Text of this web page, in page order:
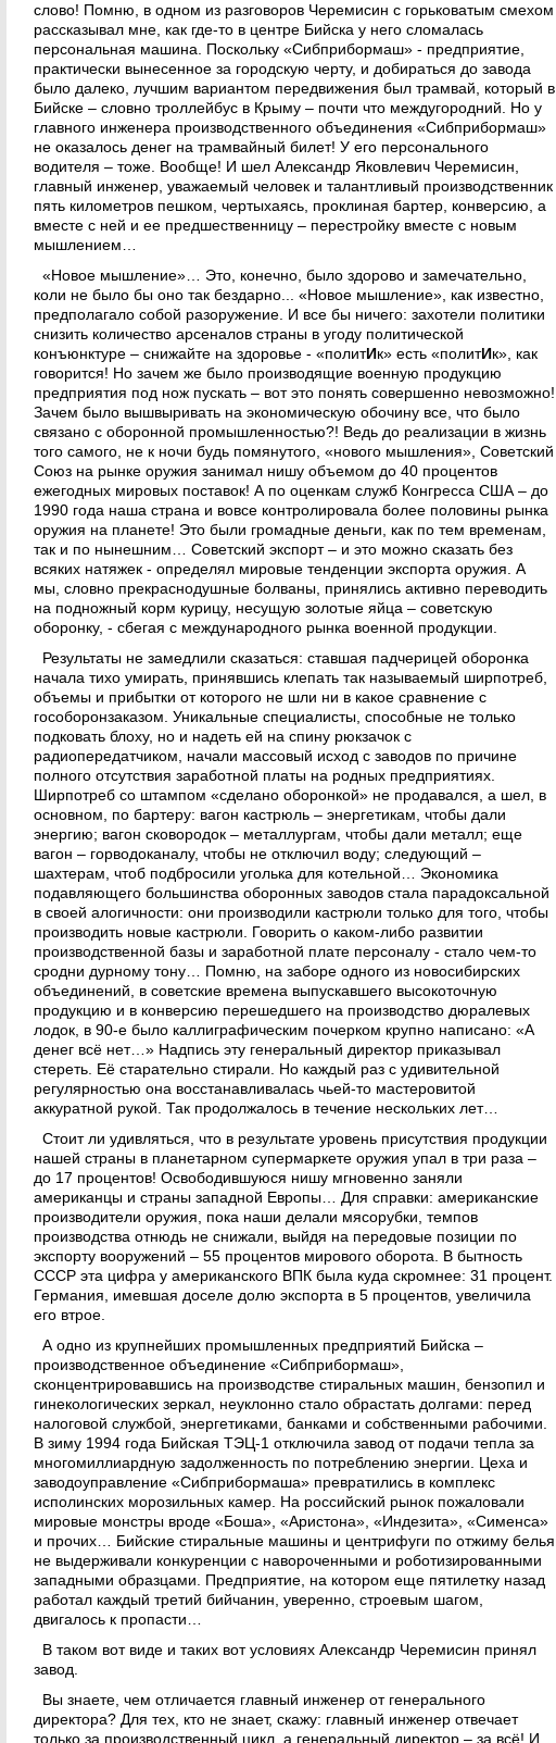
слово! Помню, в одном из разговоров Черемисин с горьковатым смехом
рассказывал мне, как где-то в центре Бийска у него сломалась
персональная машина. Поскольку «Сибприбормаш» - предприятие,
практически вынесенное за городскую черту, и добираться до завода
было далеко, лучшим вариантом передвижения был трамвай, который в
Бийске – словно троллейбус в Крыму – почти что междугородний. Но у
главного инженера производственного объединения «Сибприбормаш»
не оказалось денег на трамвайный билет! У его персонального
водителя – тоже. Вообще! И шел Александр Яковлевич Черемисин,
главный инженер, уважаемый человек и талантливый производственник
пять километров пешком, чертыхаясь, проклиная бартер, конверсию, а
вместе с ней и ее предшественницу – перестройку вместе с новым
мышлением…
«Новое мышление»… Это, конечно, было здорово и замечательно,
коли не было бы оно так бездарно... «Новое мышление», как известно,
предполагало собой разоружение. И все бы ничего: захотели политики
снизить количество арсеналов страны в угоду политической
конъюнктуре – снижайте на здоровье - «политИк» есть «политИк», как
говорится! Но зачем же было производящие военную продукцию
предприятия под нож пускать – вот это понять совершенно невозможно!
Зачем было вышвыривать на экономическую обочину все, что было
связано с оборонной промышленностью?! Ведь до реализации в жизнь
того самого, не к ночи будь помянутого, «нового мышления», Советский
Союз на рынке оружия занимал нишу объемом до 40 процентов
ежегодных мировых поставок! А по оценкам служб Конгресса США – до
1990 года наша страна и вовсе контролировала более половины рынка
оружия на планете! Это были громадные деньги, как по тем временам,
так и по нынешним… Советский экспорт – и это можно сказать без
всяких натяжек - определял мировые тенденции экспорта оружия. А
мы, словно прекраснодушные болваны, принялись активно переводить
на подножный корм курицу, несущую золотые яйца – советскую
оборонку, - сбегая с международного рынка военной продукции.
Результаты не замедлили сказаться: ставшая падчерицей оборонка
начала тихо умирать, принявшись клепать так называемый ширпотреб,
объемы и прибытки от которого не шли ни в какое сравнение с
гособоронзаказом. Уникальные специалисты, способные не только
подковать блоху, но и надеть ей на спину рюкзачок с
радиопередатчиком, начали массовый исход с заводов по причине
полного отсутствия заработной платы на родных предприятиях.
Ширпотреб со штампом «сделано оборонкой» не продавался, а шел, в
основном, по бартеру: вагон кастрюль – энергетикам, чтобы дали
энергию; вагон сковородок – металлургам, чтобы дали металл; еще
вагон – горводоканалу, чтобы не отключил воду; следующий –
шахтерам, чтоб подбросили уголька для котельной… Экономика
подавляющего большинства оборонных заводов стала парадоксальной
в своей алогичности: они производили кастрюли только для того, чтобы
производить новые кастрюли. Говорить о каком-либо развитии
производственной базы и заработной плате персоналу - стало чем-то
сродни дурному тону… Помню, на заборе одного из новосибирских
объединений, в советские времена выпускавшего высокоточную
продукцию и в конверсию перешедшего на производство дюралевых
лодок, в 90-е было каллиграфическим почерком крупно написано: «А
денег всё нет…» Надпись эту генеральный директор приказывал
стереть. Её старательно стирали. Но каждый раз с удивительной
регулярностью она восстанавливалась чьей-то мастеровитой
аккуратной рукой. Так продолжалось в течение нескольких лет…
Стоит ли удивляться, что в результате уровень присутствия продукции
нашей страны в планетарном супермаркете оружия упал в три раза –
до 17 процентов! Освободившуюся нишу мгновенно заняли
американцы и страны западной Европы… Для справки: американские
производители оружия, пока наши делали мясорубки, темпов
производства отнюдь не снижали, выйдя на передовые позиции по
экспорту вооружений – 55 процентов мирового оборота. В бытность
СССР эта цифра у американского ВПК была куда скромнее: 31 процент.
Германия, имевшая доселе долю экспорта в 5 процентов, увеличила
его втрое.
А одно из крупнейших промышленных предприятий Бийска –
производственное объединение «Сибприбормаш»,
сконцентрировавшись на производстве стиральных машин, бензопил и
гинекологических зеркал, неуклонно стало обрастать долгами: перед
налоговой службой, энергетиками, банками и собственными рабочими.
В зиму 1994 года Бийская ТЭЦ-1 отключила завод от подачи тепла за
многомиллиардную задолженность по потреблению энергии. Цеха и
заводоуправление «Сибприбормаша» превратились в комплекс
исполинских морозильных камер. На российский рынок пожаловали
мировые монстры вроде «Боша», «Аристона», «Индезита», «Сименса»
и прочих… Бийские стиральные машины и центрифуги по отжиму белья
не выдерживали конкуренции с навороченными и роботизированными
западными образцами. Предприятие, на котором еще пятилетку назад
работал каждый третий бийчанин, уверенно, строевым шагом,
двигалось к пропасти…
В таком вот виде и таких вот условиях Александр Черемисин принял
завод.
Вы знаете, чем отличается главный инженер от генерального
директора? Для тех, кто не знает, скажу: главный инженер отвечает
только за производственный цикл, а генеральный директор – за всё! И